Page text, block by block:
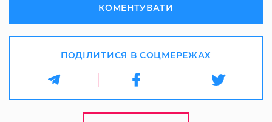
КОМЕНТУВАТИ
ПОДІЛИТИСЯ В СОЦМЕРЕЖАХ